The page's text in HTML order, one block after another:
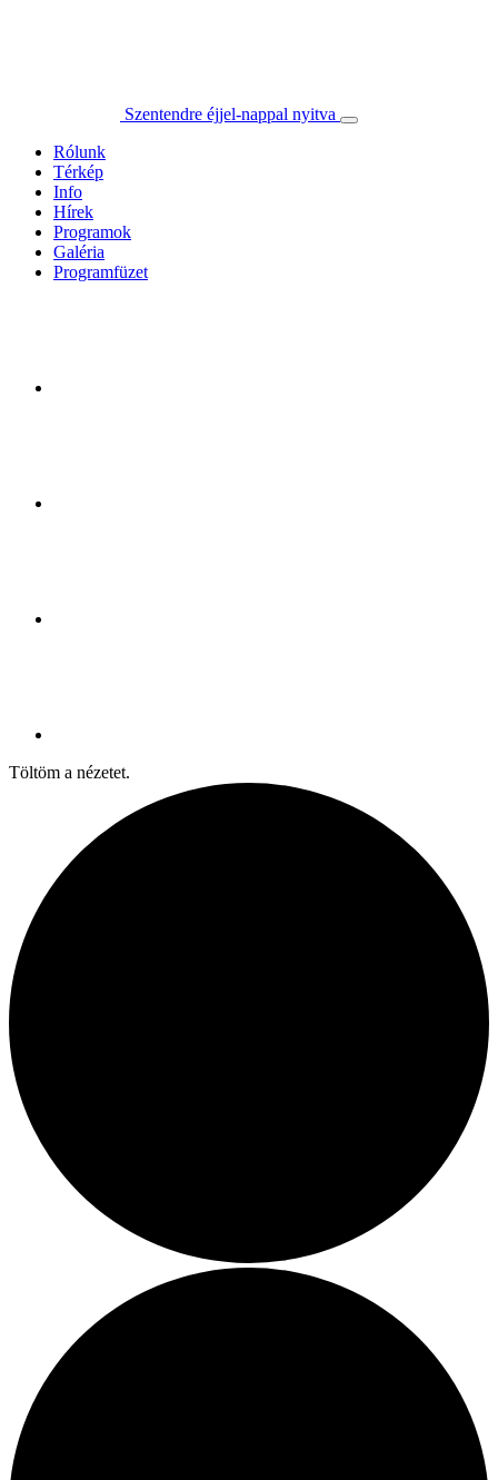
Szentendre éjjel-nappal nyitva
Rólunk
Térkép
Info
Hírek
Programok
Galéria
Programfüzet
Töltöm a nézetet.